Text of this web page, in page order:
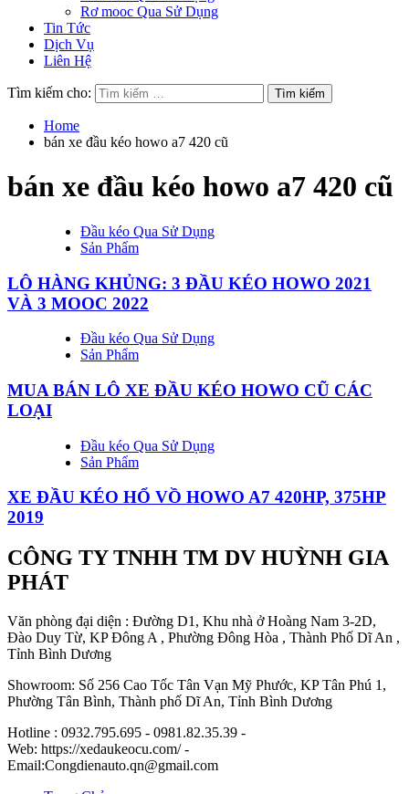
Rơ mooc Qua Sử Dụng
Tin Tức
Dịch Vụ
Liên Hệ
Tìm kiếm cho:
Home
bán xe đầu kéo howo a7 420 cũ
bán xe đầu kéo howo a7 420 cũ
Đầu kéo Qua Sử Dụng
Sản Phẩm
LÔ HÀNG KHỦNG: 3 ĐẦU KÉO HOWO 2021
VÀ 3 MOOC 2022
Đầu kéo Qua Sử Dụng
Sản Phẩm
MUA BÁN LÔ XE ĐẦU KÉO HOWO CŨ CÁC
LOẠI
Đầu kéo Qua Sử Dụng
Sản Phẩm
XE ĐẦU KÉO HỔ VỒ HOWO A7 420HP, 375HP
2019
CÔNG TY TNHH TM DV HUỲNH GIA
PHÁT
Văn phòng đại diện : Đường D1, Khu nhà ở Hoàng Nam 3-2D,
Đào Duy Từ, KP Đông A , Phường Đông Hòa , Thành Phố Dĩ An ,
Tỉnh Bình Dương
Showroom: Số 256 Cao Tốc Tân Vạn Mỹ Phước, KP Tân Phú 1,
Phường Tân Bình, Thành phố Dĩ An, Tỉnh Bình Dương
Hotline : 0932.795.695 - 0981.82.35.39 -
Web: https://xedaukeocu.com/ -
Email:Congdienauto.qn@gmail.com